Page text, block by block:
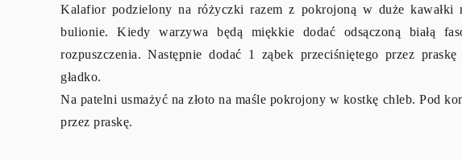
Kalafior podzielony na różyczki razem z pokrojoną w duże
bulionie. Kiedy warzywa będą miękkie dodać odsączoną białą
rozpuszczenia. Następnie dodać 1 ząbek przeciśniętego przez
gładko.
Na patelni usmażyć na złoto na maśle pokrojony w kostkę chleb. Pod
przez praskę.